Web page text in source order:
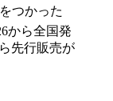
つかった
から全国発
先行販売が